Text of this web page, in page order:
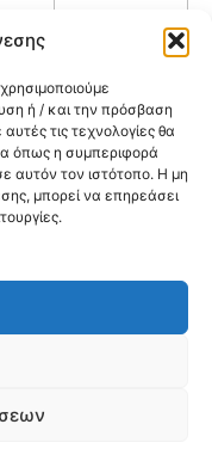
ή / και την πρόσβαση
τις τεχνολογίες θα
όπως η συμπεριφορά
αυτόν τον ιστότοπο. Η μη
μπορεί να επηρεάσει
ΠΑ 14:00-21:00
08:00-15:00
reserved
2311 226 200